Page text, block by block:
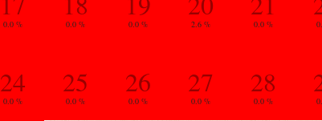
0.0 % 0.0 % 0.0 % 2.6 % 0.0 %
24
0.0 %
25
0.0 %
26
0.0 %
27
0.0 %
28
0.0 %